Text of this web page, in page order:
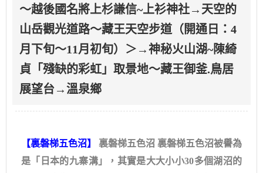
～越後國名將上杉謙信~上衫神社→天空的
山岳觀光道路～藏王天空步道（開通日：4
月下旬～11月初旬）＞→神秘火山湖~陳綺
貞「殘缺的彩虹」取景地～藏王御釜.鳥居
展望台→溫泉鄉
【裏磐梯五色沼】
裏磐梯五色沼 裏磐梯五色沼被譽為
是「日本的九寨溝」，其實是大大小小30多個湖沼的